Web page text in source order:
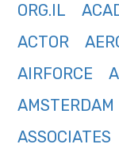
ORG.IL
ACTOR
AIRFORCE
AMSTERDAM
ASSOCIATES